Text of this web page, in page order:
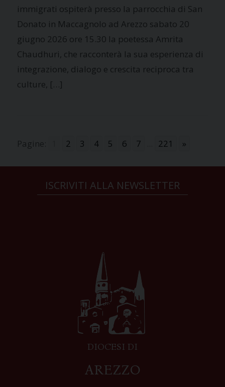
immigrati ospiterà presso la parrocchia di San
Donato in Maccagnolo ad Arezzo sabato 20
giugno 2026 ore 15.30 la poetessa Amrita
Chaudhuri, che racconterà la sua esperienza di
integrazione, dialogo e crescita reciproca tra
culture, […]
Pagine: 2 3 4 5 6 7 221 »
ISCRIVITI ALLA NEWSLETTER
DIOCESI DI
AREZZO